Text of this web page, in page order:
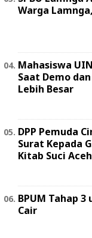
Warga
Mahasiswa
Saat Demo
Lebih Besar
DPP Pemuda
Surat Kepada
Kitab Suci Aceh
BPUM Tahap
Cair